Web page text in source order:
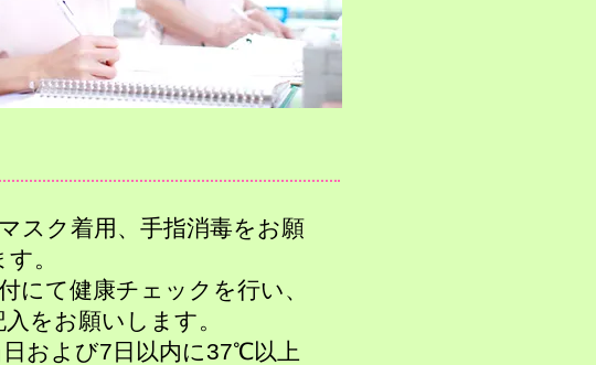
スク着用、手指消毒をお願
。
にて健康チェックを行い、
をお願いします。
および7日以内に37℃以 上